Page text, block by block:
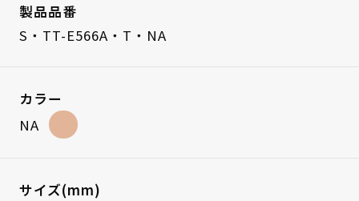
製品品番
S・TT-E566A・T・NA
カラー
NA
サイズ(mm)